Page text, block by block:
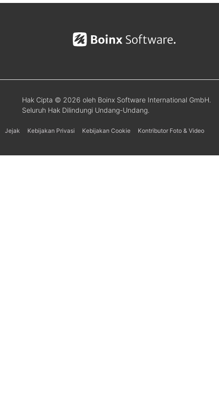
Hak Cipta © 2026 oleh Boinx Software International GmbH.
Seluruh Hak Dilindungi Undang-Undang.
Jejak Kebijakan Privasi Kebijakan Cookie Kontributor Foto & Video